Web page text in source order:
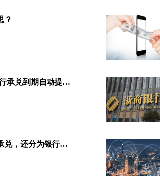
？
教你利用Excel做银行承兑到期自动提醒！
银行为什么要发行承兑，还分为银行承兑和商业承兑？